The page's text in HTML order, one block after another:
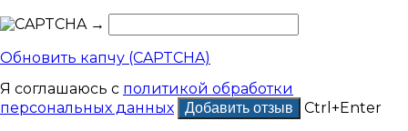
→
Обновить капчу (CAPTCHA)
Я соглашаюсь с политикой обработки
персональных данных
Ctrl+Enter